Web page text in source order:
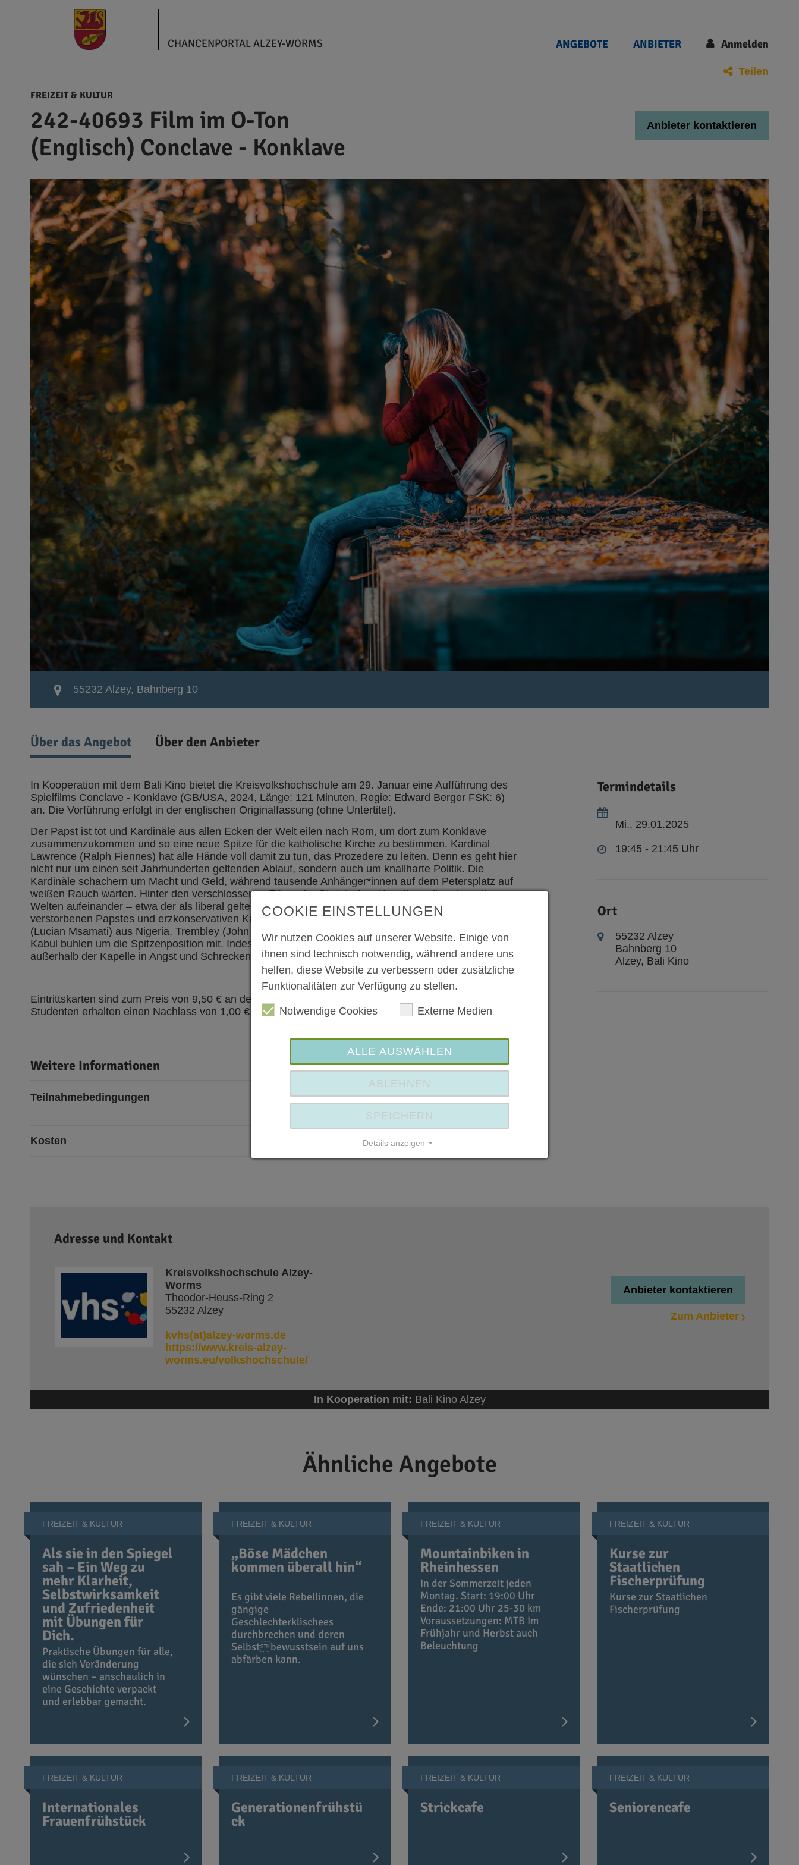
CHANCENPORTAL ALZEY-WORMS ANGEBOTE ANBIETER Anmelden
Teilen
FREIZEIT & KULTUR
242-40693 Film im O-Ton
(Englisch) Conclave - Konklave
Anbieter kontaktieren
55232 Alzey, Bahnberg 10
Über das Angebot Über den Anbieter
In Kooperation mit dem Bali Kino bietet die Kreisvolkshochschule am 29. Januar eine Aufführung des
Spielfilms Conclave - Konklave (GB/USA, 2024, Länge: 121 Minuten, Regie: Edward Berger FSK: 6)
an. Die Vorführung erfolgt in der englischen Originalfassung (ohne Untertitel).
Der Papst ist tot und Kardinäle aus allen Ecken der Welt eilen nach Rom, um dort zum Konklave
zusammenzukommen und so eine neue Spitze für die katholische Kirche zu bestimmen. Kardinal
Lawrence (Ralph Fiennes) hat alle Hände voll damit zu tun, das Prozedere zu leiten. Denn es geht hier
nicht nur um einen seit Jahrhunderten geltenden Ablauf, sondern auch um knallharte Politik. Die
Kardinäle schachern um Macht und Geld, während tausende Anhänger*innen auf dem Petersplatz auf
weißen Rauch warten. Hinter den verschlossenen Türen der Sixtinischen Kapelle prallen derweil
Welten aufeinander – etwa der als liberal geltende Kardinal Bellini (Stanley Tucci) aus dem Lager des
verstorbenen Papstes und erzkonservativen Kardinal Tedesco (Sergio Castellitto). Auch Adeyemi
(Lucian Msamati) aus Nigeria, Trembley (John Lithgow) aus Quebec und Benitez (Carlos Diehz) aus
Kabul buhlen um die Spitzenposition mit. Indes versetzen Terroristen mit Autobomben die Welt
außerhalb der Kapelle in Angst und Schrecken…
Eintrittskarten sind zum Preis von 9,50 € an der Kinokasse erhältlich. Schwerbehinderte, Schüler und
Studenten erhalten einen Nachlass von 1,00 €.
Weitere Informationen
Teilnahmebedingungen
Eine Voranmeldung für diese Veranstaltung ist
Kosten
Termindetails
Mi., 29.01.2025
19:45 - 21:45 Uhr
Ort
55232 Alzey
Bahnberg 10
Alzey, Bali Kino
Adresse und Kontakt
Kreisvolkshochschule Alzey-
Worms
Theodor-Heuss-Ring 2
55232 Alzey
kvhs(at)alzey-worms.de
https://www.kreis-alzey-
worms.eu/volkshochschule/
Anbieter kontaktieren
Zum Anbieter
In Kooperation mit: Bali Kino Alzey
Ähnliche Angebote
FREIZEIT & KULTUR
Als sie in den Spiegel
sah – Ein Weg zu
mehr Klarheit,
Selbstwirksamkeit
und Zufriedenheit
mit Übungen für
Dich.
Praktische Übungen für alle,
die sich Veränderung
wünschen – anschaulich in
eine Geschichte verpackt
und erlebbar gemacht.
FREIZEIT & KULTUR
„Böse Mädchen
kommen überall hin“
Es gibt viele Rebellinnen, die
gängige
Geschlechterklischees
durchbrechen und deren
Selbstbewusstsein auf uns
abfärben kann.
FREIZEIT & KULTUR
Mountainbiken in
Rheinhessen
In der Sommerzeit jeden
Montag. Start: 19:00 Uhr
Ende: 21:00 Uhr 25-30 km
Voraussetzungen: MTB Im
Frühjahr und Herbst auch
Beleuchtung
FREIZEIT & KULTUR
Kurse zur
Staatlichen
Fischerprüfung
Kurse zur Staatlichen
Fischerprüfung
FREIZEIT & KULTUR
Internationales
Frauenfrühstück
FREIZEIT & KULTUR
Generationenfrühstü
ck
FREIZEIT & KULTUR
Strickcafe
FREIZEIT & KULTUR
Seniorencafe
COOKIE EINSTELLUNGEN
Wir nutzen Cookies auf unserer Website. Einige von
ihnen sind technisch notwendig, während andere uns
helfen, diese Website zu verbessern oder zusätzliche
Funktionalitäten zur Verfügung zu stellen.
Notwendige Cookies Externe Medien
ALLE AUSWÄHLEN
ABLEHNEN
SPEICHERN
Details anzeigen
Impressum | Datenschutz